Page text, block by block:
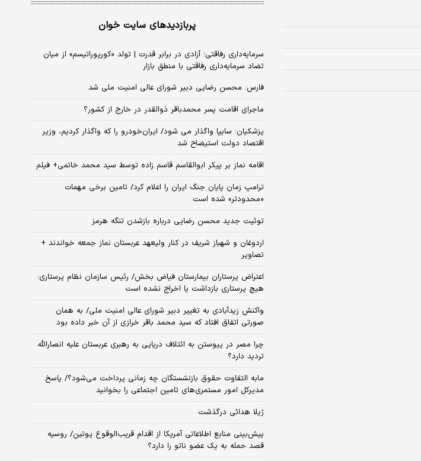
پربازدیدهای سایت خوان
سرمایه‌داری رفاقتی؛ آزادی در برابر قدرت | تولد «کورپوراتیسم» از میان
تضاد سرمایه‌داری رفاقتی با منطق بازار
فارس: محسن رضایی دبیر شورای عالی امنیت ملی شد
ماجرای اقامت پسر محمدباقر ذوالقدر در خارج از کشور؟
پزشکیان: سایپا واگذار می شود/ ایران‌خودرو را که واگذار کردیم، وزیر
اقتصاد دولت استیضاح شد
اقامه نماز بر پیکر ابوالقاسم قاسم زاده توسط سید محمد خاتمی+ فیلم
ترامپ زمان پایان جنگ ایران را اعلام کرد/ تامین برخی مهمات
«محدودتر» شده است
توئیت جدید محسن رضایی درباره بازشدن تنگه هرمز
اردوغان و شهباز شریف در کنار ولیعهد عربستان نماز جمعه خواندند +
تصاویر
اعتراض پرستاران بیمارستان فیاض بخش/ رئیس سازمان نظام پرستاری:
هیچ پرستاری بازداشت یا اخراج نشده است
واکنش زیدآبادی به تغییر دبیر شورای عالی امنیت ملی/ به همان
صورتی اتفاق افتاد که سید محمد باقر خرازی از آن خبر داده بود
چرا مصر در پیوستن به ائتلاف دریایی به رهبری عربستان علیه انصارالله
تردید دارد؟
مابه التفاوت حقوق بازنشستگان چه زمانی پرداخت می‌شود؟/ پاسخ
مدیرکل امور مستمری‌های تامین اجتماعی را بخوانید
ژیلا هدائی درگذشت
پیش‌بینی منابع اطلاعاتی آمریکا از اقدام قریب‌الوقوع پوتین/ روسیه
قصد حمله به یک عضو ناتو را دارد؟